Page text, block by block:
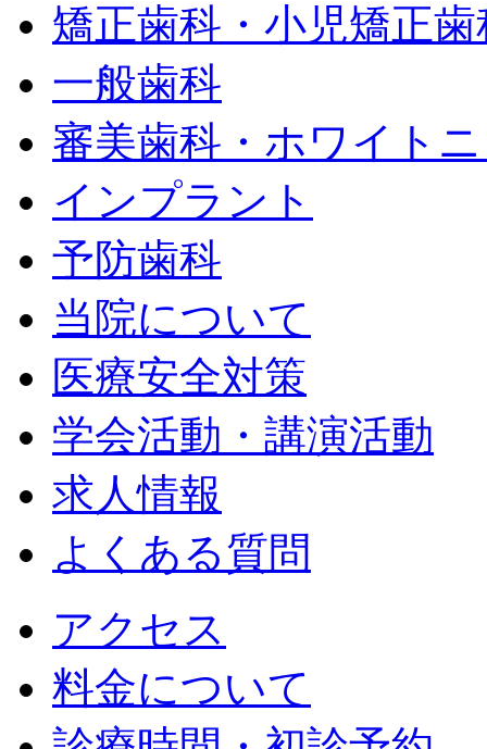
矯正歯科・小児矯正歯
一般歯科
審美歯科・ホワイト
インプラント
予防歯科
当院について
医療安全対策
学会活動・講演活動
求人情報
よくある質問
アクセス
料金について